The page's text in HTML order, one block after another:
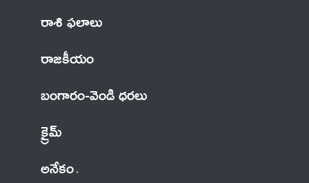
రాశి ఫలాలు
రాజకీయం
బంగారం-వెండి ధరలు
క్రైమ్
అనేకం